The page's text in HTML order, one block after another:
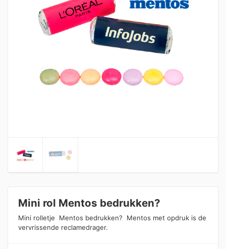
Mini rol Mentos bedrukken?
Mini rolletje Mentos bedrukken? Mentos met opdruk is de
vervrissende reclamedrager.